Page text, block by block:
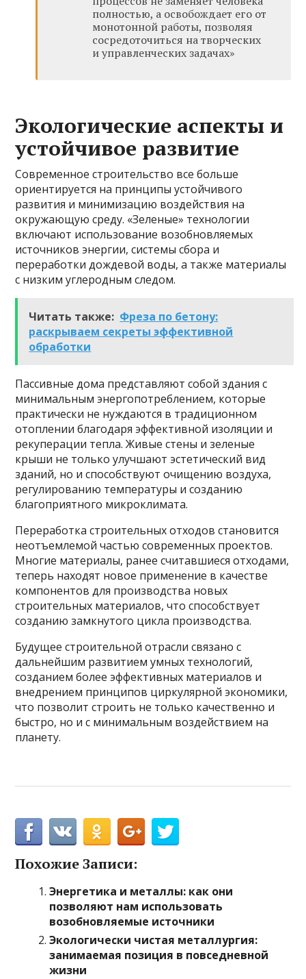
полностью, а освобождает его от
монотонной работы, позволяя
сосредоточиться на творческих
и управленческих задачах»
Экологические аспекты и
устойчивое развитие
Современное строительство все больше
ориентируется на принципы устойчивого
развития и минимизацию воздействия на
окружающую среду. «Зеленые» технологии
включают использование возобновляемых
источников энергии, системы сбора и
переработки дождевой воды, а также материалы
с низким углеродным следом.
Читать также: Фреза по бетону:
раскрываем секреты эффективной
обработки
Пассивные дома представляют собой здания с
минимальным энергопотреблением, которые
практически не нуждаются в традиционном
отоплении благодаря эффективной изоляции и
рекуперации тепла. Живые стены и зеленые
крыши не только улучшают эстетический вид
зданий, но и способствуют очищению воздуха,
регулированию температуры и созданию
благоприятного микроклимата.
Переработка строительных отходов становится
неотъемлемой частью современных проектов.
Многие материалы, ранее считавшиеся отходами,
теперь находят новое применение в качестве
компонентов для производства новых
строительных материалов, что способствует
созданию замкнутого цикла производства.
Будущее строительной отрасли связано с
дальнейшим развитием умных технологий,
созданием более эффективных материалов и
внедрением принципов циркулярной экономики,
что позволит строить не только качественно и
быстро, но и с минимальным воздействием на
планету.
Похожие Записи:
Энергетика и металлы: как они
позволяют нам использовать
возобновляемые источники
Экологически чистая металлургия:
занимаемая позиция в повседневной
жизни